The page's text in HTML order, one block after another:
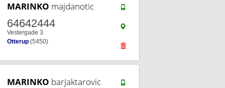
MARINKO majdanotic
64642444
Vestergade 3
Otterup (5450)
MARINKO barjaktarovic